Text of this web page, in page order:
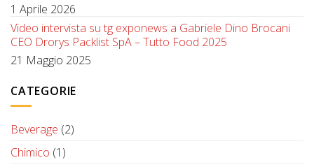
1 Aprile 2026
Video intervista su tg exponews a Gabriele Dino Brocani
CEO Drorys Packlist SpA – Tutto Food 2025
21 Maggio 2025
CATEGORIE
Beverage (2)
Chimico (1)